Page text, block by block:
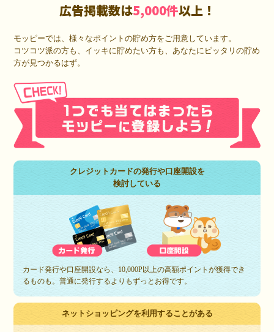
広告掲載数は5,000件以上！
モッピーでは、様々なポイントの貯め方をご用意しています。
コツコツ派の方も、イッキに貯めたい方も、あなたにピッタリの貯め
方が見つかるはず。
クレジットカードの発行や口座開設を
検討している
カード発行や口座開設なら、10,000P以上の高額ポイントが獲得でき
るものも。普通に発行するよりもずっとお得です。
ネットショッピングを利用することがある